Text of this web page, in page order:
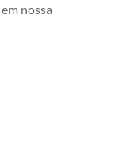
nossa